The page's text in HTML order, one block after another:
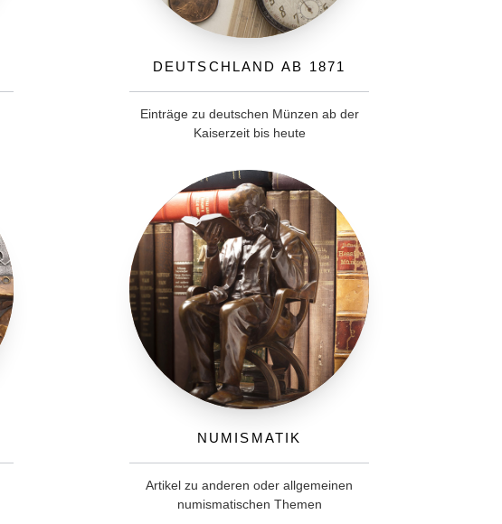
Deutschland ab 1871
Einträge zu deutschen Münzen ab der
Kaiserzeit bis heute
Numismatik
Artikel zu anderen oder allgemeinen
numismatischen Themen